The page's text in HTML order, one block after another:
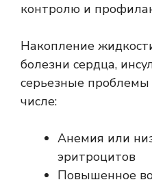
контролю и
Накопление
болезни сердца,
серьезные проблемы
числе:
Анемия или
эритроцитов
Повышенное